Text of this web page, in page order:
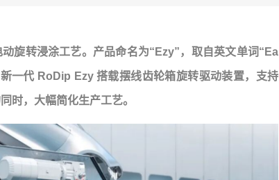
旋转浸涂工艺。产品命名为“Ezy”，取自英文单词“Ea
一代 RoDip Ezy 搭载摆线齿轮箱旋转驱动装置，支持
时，大幅简化生产工艺。